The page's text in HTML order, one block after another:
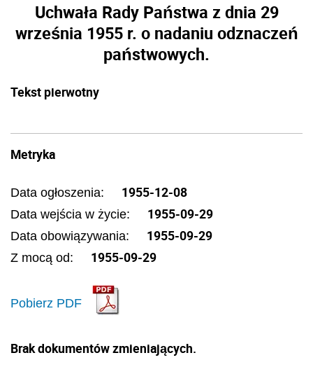
Uchwała Rady Państwa z dnia 29
września 1955 r. o nadaniu odznaczeń
państwowych.
Tekst pierwotny
Metryka
Data ogłoszenia: 1955-12-08
Data wejścia w życie: 1955-09-29
Data obowiązywania: 1955-09-29
Z mocą od: 1955-09-29
Pobierz PDF
Brak dokumentów zmieniających.